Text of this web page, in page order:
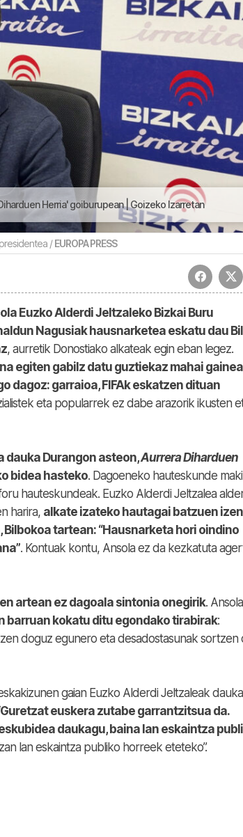
Herria' goiburupean | Goizeko Izarretan
/EUROPA PRESS
Euzko Alderdi Jeltzaleko Bizkai Buru
Nagusiak hausnarketea eskatu dau
, aurretik Donostiako alkateak egin eban legez.
egiten gabilz datu guztiekaz mahai
dagoz: garraioa, FIFAk eskatzen dituan
eta popularrek ez dabe arazorik ikusten
dauka Durangon asteon,Aurrera Diharduen
bidea hasteko. Dagoeneko hauteskunde
hauteskundeak. Euzko Alderdi Jeltzalea
harira, alkate izateko hautagai batzuen
tartean: “Hausnarketa hori oindino
. Kontuak kontu, Ansola ez da kezkatuta
artean ez dagoala sintonia onegirik.
barruan kokatu ditu egondako tirabirak:
doguz egunero eta desadostasunak sortzen
gaian Euzko Alderdi Jeltzaleak
Guretzat euskera zutabe garrantzitsua da.
daukagu, baina lan eskaintza
lan eskaintza publiko horreek eteteko”.